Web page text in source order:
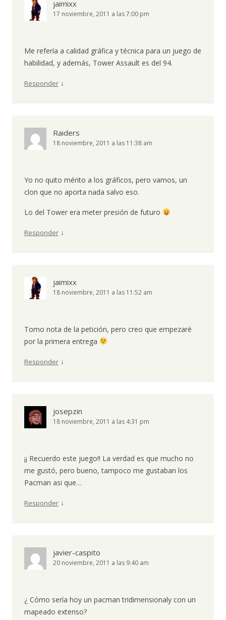
jaimixx
17 noviembre, 2011 a las 7:00 pm
Me refería a calidad gráfica y técnica para un juego de
habilidad, y además, Tower Assault es del 94.
Responder ↓
Raiders
18 noviembre, 2011 a las 11:38 am
Yo no quito mérito a los gráficos, pero vamos, un
clon que no aporta nada salvo eso.
Lo del Tower era meter presión de futuro
Responder ↓
jaimixx
18 noviembre, 2011 a las 11:52 am
Tomo nota de la petición, pero creo que empezaré
por la primera entrega
Responder ↓
josepzin
18 noviembre, 2011 a las 4:31 pm
¡¡ Recuerdo este juego!! La verdad es que mucho no
me gustó, pero bueno, tampoco me gustaban los
Pacman asi que…
Responder ↓
javier-caspito
20 noviembre, 2011 a las 9:40 am
¿ Cómo sería hoy un pacman tridimensionaly con un
mapeado extenso?